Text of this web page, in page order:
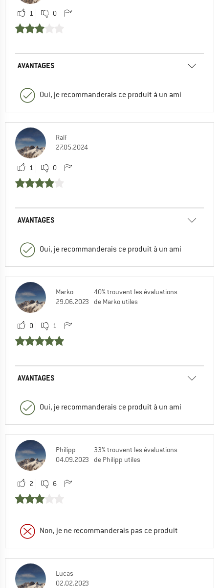
1 0
AVANTAGES
Oui, je recommanderais ce produit à un ami
Ralf
27.05.2024
1 0
AVANTAGES
Oui, je recommanderais ce produit à un ami
Marko
29.06.2023
40% trouvent les évaluations
de Marko utiles
0 1
AVANTAGES
Oui, je recommanderais ce produit à un ami
Philipp
04.09.2023
33% trouvent les évaluations
de Philipp utiles
2 6
Non, je ne recommanderais pas ce produit
Lucas
02.02.2023